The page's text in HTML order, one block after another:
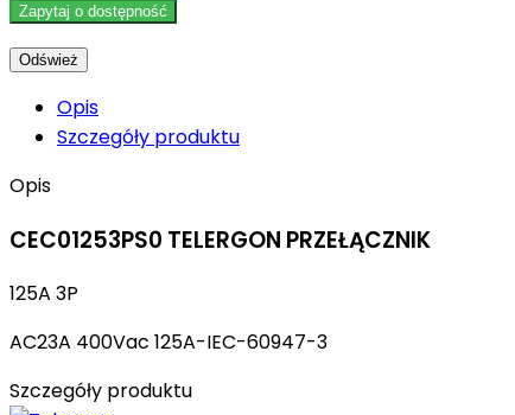
Zapytaj o dostępność
Opis
Szczegóły produktu
Opis
CEC01253PS0 TELERGON PRZEŁĄCZNIK
125A 3P
AC23A 400Vac 125A-IEC-60947-3
Szczegóły produktu